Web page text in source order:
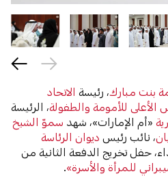
بنت مبارك، رئيسة الاتحاد
الأعلى للأمومة والطفولة، الرئيسة
«أم الإمارات»، شهد سموّ الشيخ
، نائب رئيس ديوان الرئاسة
حفل تخريج الدفعة الثانية من
للمرأة والأسرة».